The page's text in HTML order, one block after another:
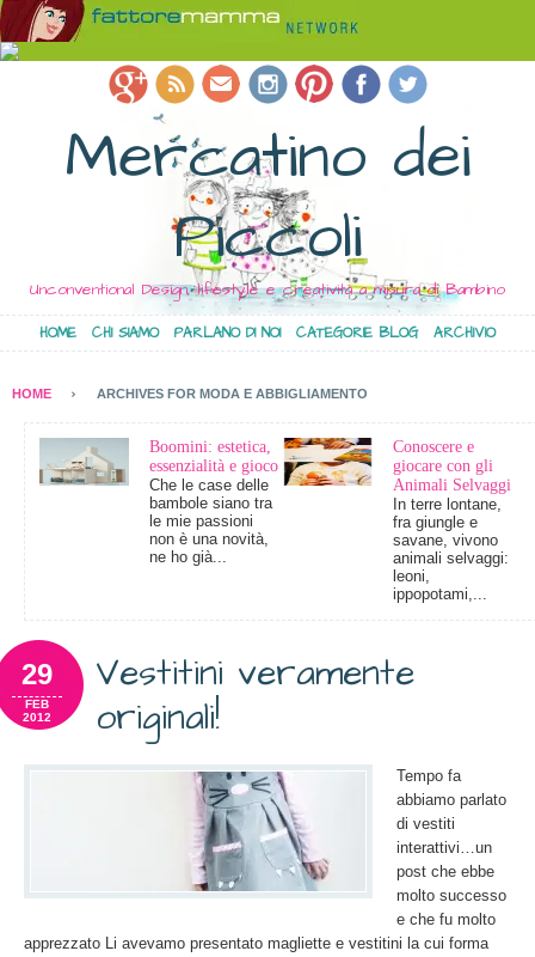
Mercatino dei
Piccoli
Unconventional Design, lifestyle e creatività a misura di Bambino
HOME CHI SIAMO PARLANO DI NOI CATEGORIE BLOG ARCHIVIO
HOME ARCHIVES FOR MODA E ABBIGLIAMENTO
Boomini: estetica,
essenzialità e gioco
Che le case delle
bambole siano tra
le mie passioni
non è una novità,
ne ho già...
Conoscere e
giocare con gli
Animali Selvaggi
In terre lontane,
fra giungle e
savane, vivono
animali selvaggi:
leoni,
ippopotami,...
Vestitini veramente
originali!
29
FEB
2012
Tempo fa
abbiamo parlato
di vestiti
interattivi…un
post che ebbe
molto successo
e che fu molto
apprezzato Li avevamo presentato magliette e vestitini la cui forma